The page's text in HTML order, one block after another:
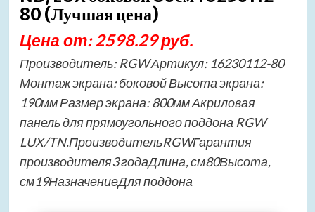
80 (Лучшая цена)
Цена от: 2598.29 руб.
Производитель: RGW Артикул: 16230112-80
Монтаж экрана: боковой Высота экрана:
190мм Размер экрана: 800мм Акриловая
панель для прямоугольного поддона RGW
LUX/TN.ПроизводительRGWГарантия
производителя3 годаДлина, см80Высота,
см19НазначениеДля поддона